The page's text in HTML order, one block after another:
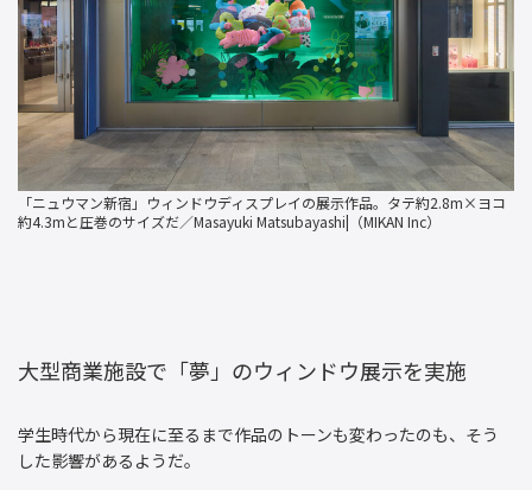
「ニュウマン新宿」ウィンドウディスプレイの展示作品。タテ約2.8m×ヨコ
約4.3mと圧巻のサイズだ／Masayuki Matsubayashi|（MIKAN Inc）
大型商業施設で「夢」のウィンドウ展示を実施
学生時代から現在に至るまで作品のトーンも変わったのも、そう
した影響があるようだ。